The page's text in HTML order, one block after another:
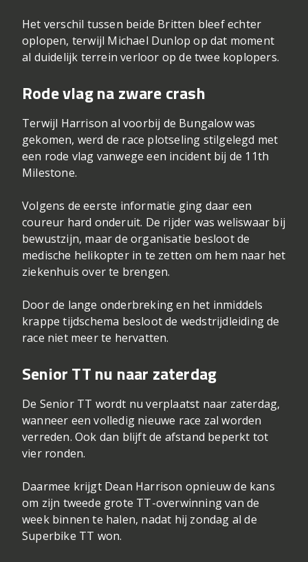
Het verschil tussen beide Britten bleef echter
oplopen, terwijl Michael Dunlop op dat moment
al duidelijk terrein verloor op de twee koplopers.
Rode vlag na zware crash
Terwijl Harrison al voorbij de Bungalow was
gekomen, werd de race plotseling stilgelegd met
een rode vlag vanwege een incident bij de 11th
Milestone.
Volgens de eerste informatie ging daar een
coureur hard onderuit. De rijder was weliswaar bij
bewustzijn, maar de organisatie besloot de
medische helikopter in te zetten om hem naar het
ziekenhuis over te brengen.
Door de lange onderbreking en het inmiddels
krappe tijdschema besloot de wedstrijdleiding de
race niet meer te hervatten.
Senior TT nu naar zaterdag
De Senior TT wordt nu verplaatst naar zaterdag,
wanneer een volledig nieuwe race zal worden
verreden. Ook dan blijft de afstand beperkt tot
vier ronden.
Daarmee krijgt Dean Harrison opnieuw de kans
om zijn tweede grote TT-overwinning van de
week binnen te halen, nadat hij zondag al de
Superbike TT won.